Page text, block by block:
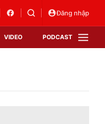
Đăng nhập
VIDEO PODCAST
Sức khoẻ